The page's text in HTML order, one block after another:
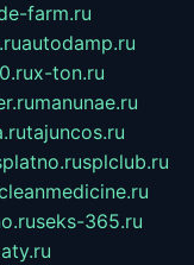
farm.ru
autodamp.ru
x-ton.ru
manunae.ru
tajuncos.ru
splclub.ru
seks-365.ru